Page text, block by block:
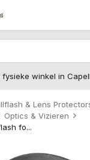
fysieke winkel in
& Lens
Optics & Vizieren
fo...